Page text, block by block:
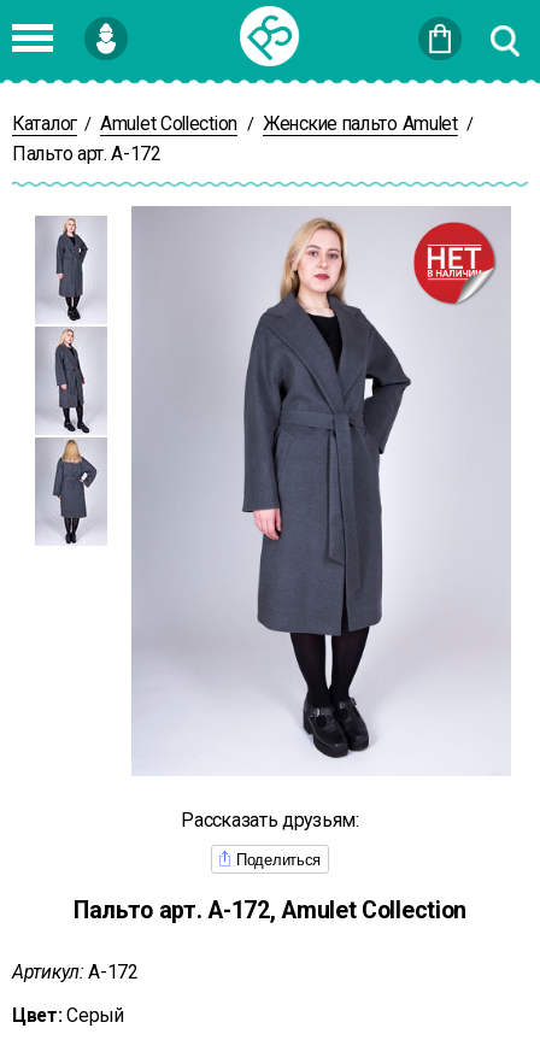
Войти
Каталог / Amulet Collection / Женские пальто Amulet /
Пальто арт. А-172
Рассказать друзьям:
Поделиться
Пальто арт. А-172, Amulet Collection
Артикул: А-172
Цвет: Серый